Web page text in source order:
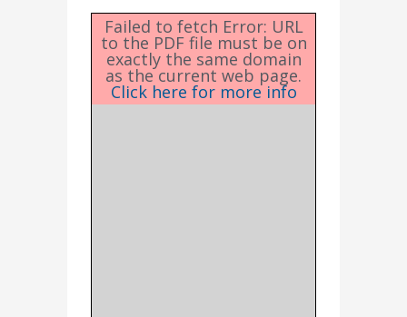
Failed to fetch Error: URL
to the PDF file must be on
exactly the same domain
as the current web page.
Click here for more info